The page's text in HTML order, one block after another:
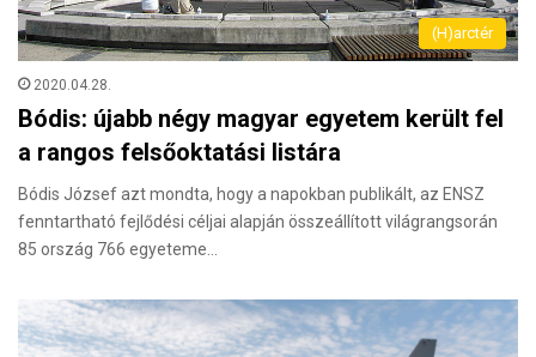
(H)arctér
2020.04.28.
Bódis: újabb négy magyar egyetem került fel
a rangos felsőoktatási listára
Bódis József azt mondta, hogy a napokban publikált, az ENSZ
fenntartható fejlődési céljai alapján összeállított világrangsorán
85 ország 766 egyeteme…